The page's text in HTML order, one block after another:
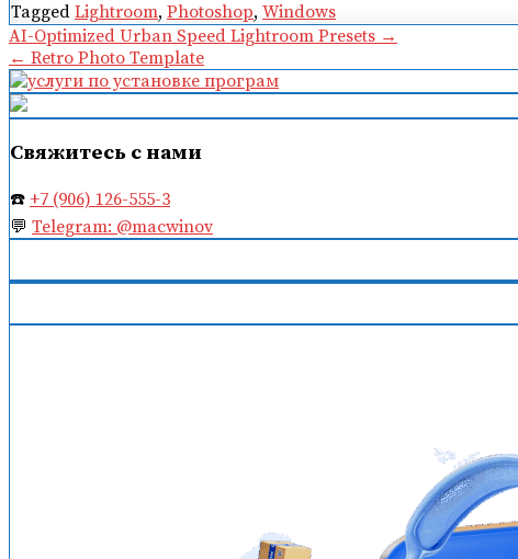
Tagged Lightroom, Photoshop, Windows
Навигация
по
записям
AI-Optimized Urban Speed Lightroom Presets →
← Retro Photo Template
Свяжитесь с нами
☎️ +7 (906) 126-555-3
💬 Telegram: @macwinov